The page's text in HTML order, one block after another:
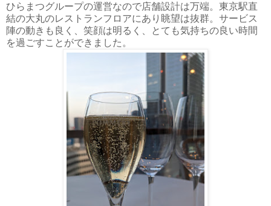
ひらまつグループの運営なので店舗設計は万端。東京駅直
結の大丸のレストランフロアにあり眺望は抜群。サービス
陣の動きも良く、笑顔は明るく、とても気持ちの良い時間
を過ごすことができました。